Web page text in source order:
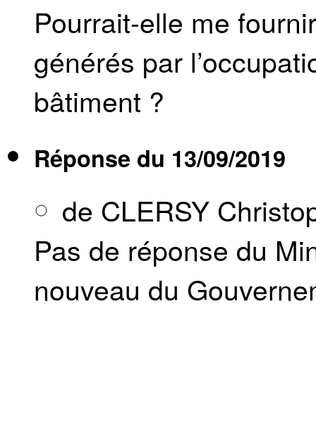
Pourrait-elle me
générés par
bâtiment ?
Réponse du 13/09/2019
de CLERSY
Pas de réponse du
nouveau du